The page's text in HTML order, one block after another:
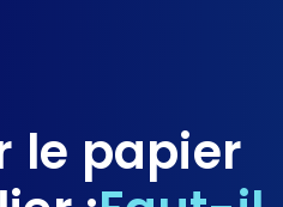
le papier